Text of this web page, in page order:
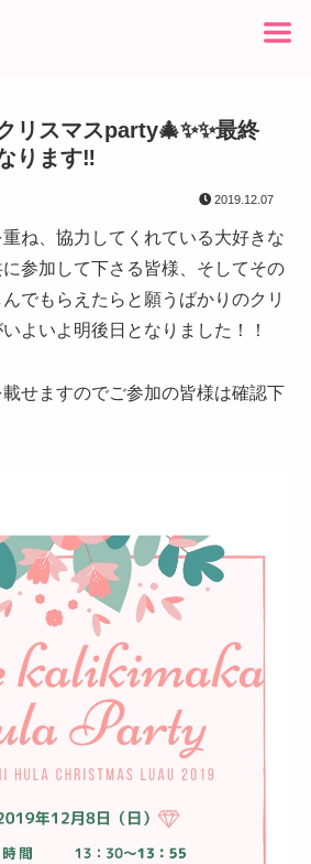
リスマスparty🎄✨✨最終
ります‼︎
2019.12.07
ね、協力してくれている大好きな
参加して下さる皆様、そしてその
でもらえたらと願うばかりのクリ
よいよ明後日となりました！！
せますのでご参加の皆様は確認下